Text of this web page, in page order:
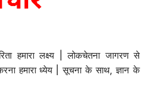
हमारा लक्ष्य | लोकचेतना जागरण से
हमारा ध्येय | सूचना के साथ, ज्ञान के